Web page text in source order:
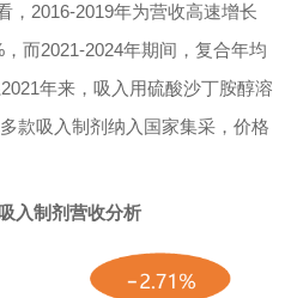
，2016-2019年为营收高速增长
而2021-2024年期间，复合年均
年来， 吸入用硫酸沙丁胺醇溶
多款吸入制剂纳入国家集采，价格
入制剂营收分析